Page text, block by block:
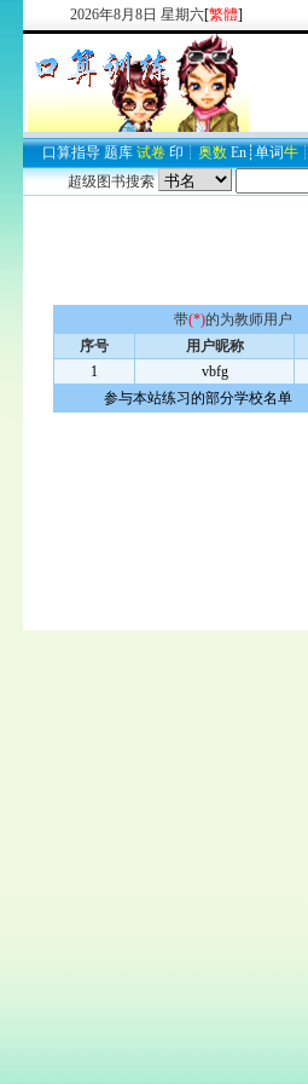
2026年8月 8日 星期六[繁體]
口算指导 题库 试卷 印 ┊ 奥数 En ┊ 单词牛 ┊
超级图书搜索
带(*)的为教师用户
序号
用户昵称
1
vbfg
参与本站练习的部分学校名单